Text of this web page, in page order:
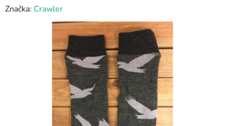
Značka: Crawler